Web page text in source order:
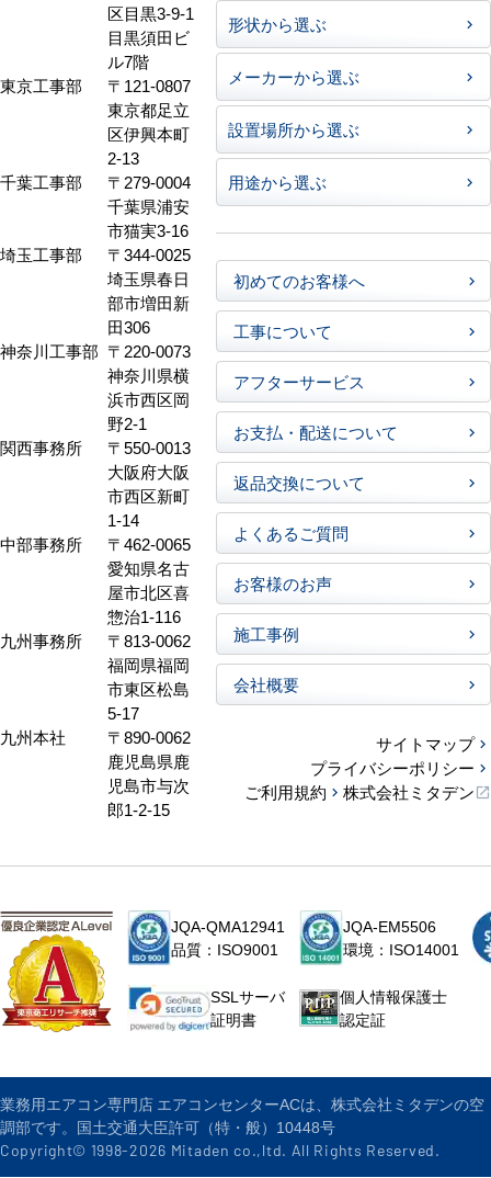
区目黒3-9-1
目黒須田ビ
ル7階
東京工事部
〒121-0807
東京都足立
区伊興本町
2-13
千葉工事部
〒279-0004
千葉県浦安
市猫実3-16
埼玉工事部
〒344-0025
埼玉県春日
部市増田新
田306
神奈川工事部 〒220-0073
神奈川県横
浜市西区岡
野2-1
関西事務所
〒550-0013
大阪府大阪
市西区新町
1-14
中部事務所
〒462-0065
愛知県名古
屋市北区喜
惣治1-116
九州事務所
〒813-0062
福岡県福岡
市東区松島
5-17
九州本社
〒890-0062
鹿児島県鹿
児島市与次
郎1-2-15
形状から選ぶ
メーカーから選ぶ
設置場所から選ぶ
用途から選ぶ
初めてのお客様へ
工事について
アフターサービス
お支払・配送について
返品交換について
よくあるご質問
お客様のお声
施工事例
会社概要
サイトマップ
プライバシーポリシー
ご利用規約
株式会社ミタデン
JQA-QMA12941
品質：ISO9001
JQA-EM5506
環境：ISO14001
SSLサーバ
証明書
個人情報保護士
認定証
業務用エアコン専門店 エアコンセンターACは、株式会社ミタデンの空
調部です。国土交通大臣許可（特・般）10448号
Copyright© 1998-2026 Mitaden co.,ltd. All Rights Reserved.